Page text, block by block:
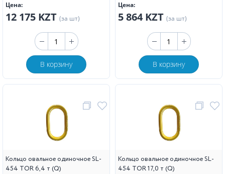
Цена:
12 175 KZT (за шт)
В корзину
Цена:
5 864 KZT (за шт)
В корзину
Кольцо овальное одиночное SL-
454 TOR 6,4 т (Q)
Кольцо овальное одиночное SL-
454 TOR 17,0 т (Q)